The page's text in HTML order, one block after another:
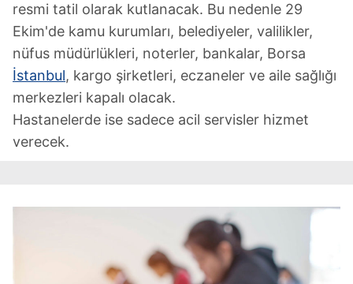
resmi tatil olarak kutlanacak. Bu nedenle 29
Ekim'de kamu kurumları, belediyeler, valilikler,
nüfus müdürlükleri, noterler, bankalar, Borsa
İstanbul, kargo şirketleri, eczaneler ve aile sağlığı
merkezleri kapalı olacak.
Hastanelerde ise sadece acil servisler hizmet
verecek.